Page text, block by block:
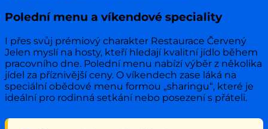
Polední menu a víkendové speciality
I přes svůj prémiový charakter Restaurace Červený
Jelen myslí na hosty, kteří hledají kvalitní jídlo během
pracovního dne. Polední menu nabízí výběr z několika
jídel za příznivější ceny. O víkendech zase láká na
speciální obědové menu formou „sharingu“, které je
ideální pro rodinná setkání nebo posezení s přáteli.